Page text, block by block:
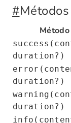
#
Método
duration?)
duration?)
duration?)